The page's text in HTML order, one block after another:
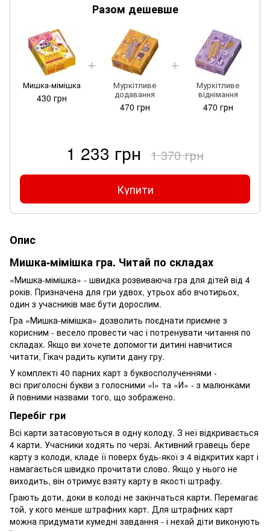
Разом дешевше
Мишка-мімішка
430 грн
Муркітливе
додавання
470 грн
Муркітливе
віднімання
470 грн
1 233 грн 1 370 грн
Купити
Опис
Мишка-мімішка гра. Читай по складах
«Мишка-мімішка» - швидка розвиваюча гра для дітей від 4
років. Призначена для гри удвох, утрьох або вчотирьох,
один з учасників має бути дорослим.
Гра «Мишка-мімішка» дозволить поєднати приємне з
корисним - весело провести час і потренувати читання по
складах. Якщо ви хочете допомогти дитині навчитися
читати, Гікач радить купити дану гру.
У комплекті 40 парних карт з буквосполученнями -
всі приголосні букви з голосними «І» та «И» - з малюнками
й повними назвами того, що зображено.
Перебіг гри
Всі карти затасовуються в одну колоду. З неї відкривається
4 карти. Учасники ходять по черзі. Активний гравець бере
карту з колоди, кладе її поверх будь-якої з 4 відкритих карт і
намагається швидко прочитати слово. Якщо у нього не
виходить, він отримує взяту карту в якості штрафу.
Грають доти, доки в колоді не закінчаться карти. Перемагає
той, у кого менше штрафних карт. Для штрафних карт
можна придумати кумедні завдання - і нехай діти виконують